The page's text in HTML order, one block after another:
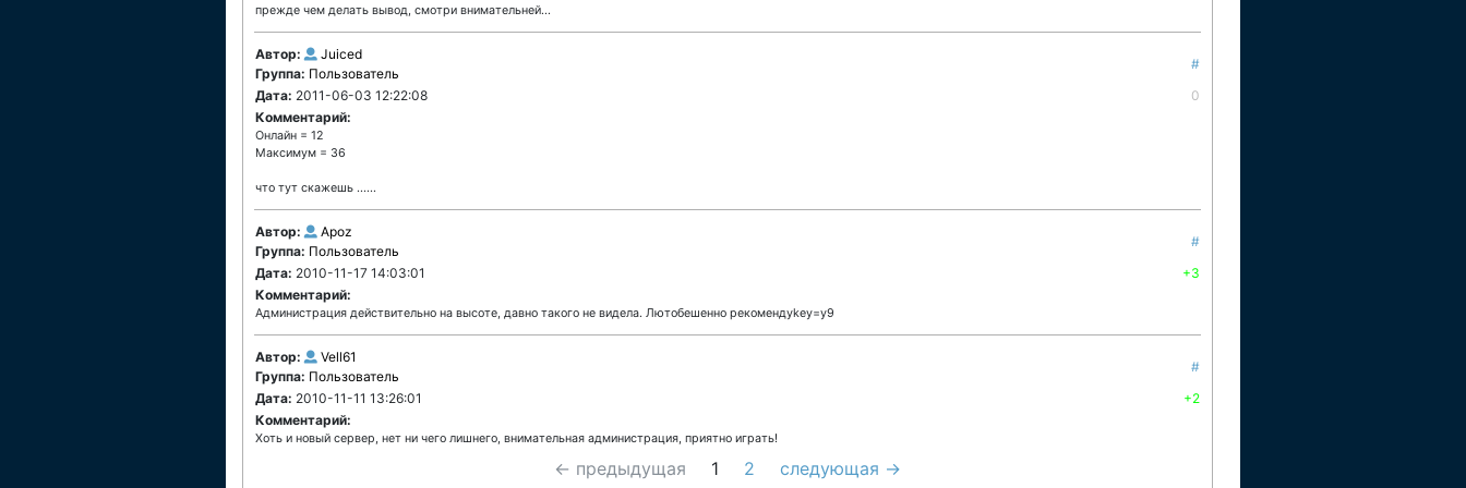
прежде чем делать вывод, смотри внимательней...
Автор:
Juiced
Группа: Пользователь
#
Дата: 2011-06-03 12:22:08
0
Комментарий:
Онлайн = 12
Максимум = 36
что тут скажешь ......
Автор:
Apoz
Группа: Пользователь
#
Дата: 2010-11-17 14:03:01
+3
Комментарий:
Администрация действительно на высоте, давно такого не видела. Лютобешенно рекомендуkey=y9
Автор:
Vell61
Группа: Пользователь
#
Дата: 2010-11-11 13:26:01
+2
Комментарий:
Хоть и новый сервер, нет ни чего лишнего, внимательная администрация, приятно играть!
← предыдущая 1 2 следующая →